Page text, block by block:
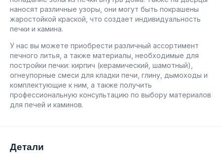
наносят различные узоры, они могут быть покрашены
жаростойкой краской, что создает индивидуальность
печки и камина.
У нас вы можете приобрести различный ассортимент
печного литья, а также материалы, необходимые для
постройки печки: кирпич (керамический, шамотный),
огнеупорные смеси для кладки печи, глину, дымоходы и
комплектующие к ним, а также получить
профессиональную консультацию по выбору материалов
для печей и каминов.
Детали